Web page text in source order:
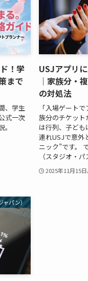
！学
まで
、学生
式一次
USJアプリ
｜家族分・
の対処法
「入場ゲート
族分のチケット
は行列、子ど
連れUSJで意外
ニック”です。
（スタジオ・
2025年11月15日
ャパン）